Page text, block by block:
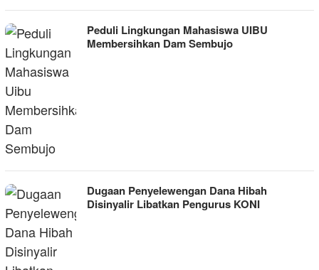
Peduli Lingkungan Mahasiswa UIBU
Membersihkan Dam Sembujo
Dugaan Penyelewengan Dana Hibah
Disinyalir Libatkan Pengurus KONI